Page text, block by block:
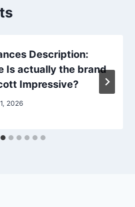
Description:
Is actually the brand
Impressive?
2026